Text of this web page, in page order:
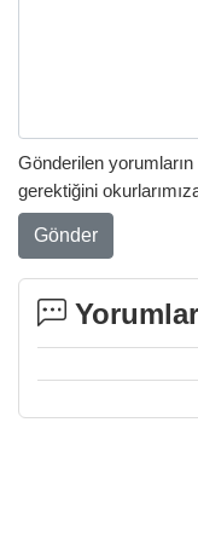
Gönderilen
gerektiğini
Gönder